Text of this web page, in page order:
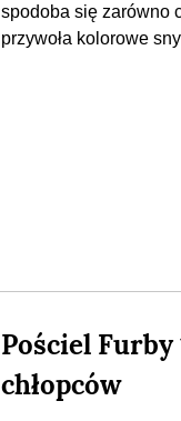
spodoba się zarówno
przywoła kolorowe sny
Pościel
chłopców